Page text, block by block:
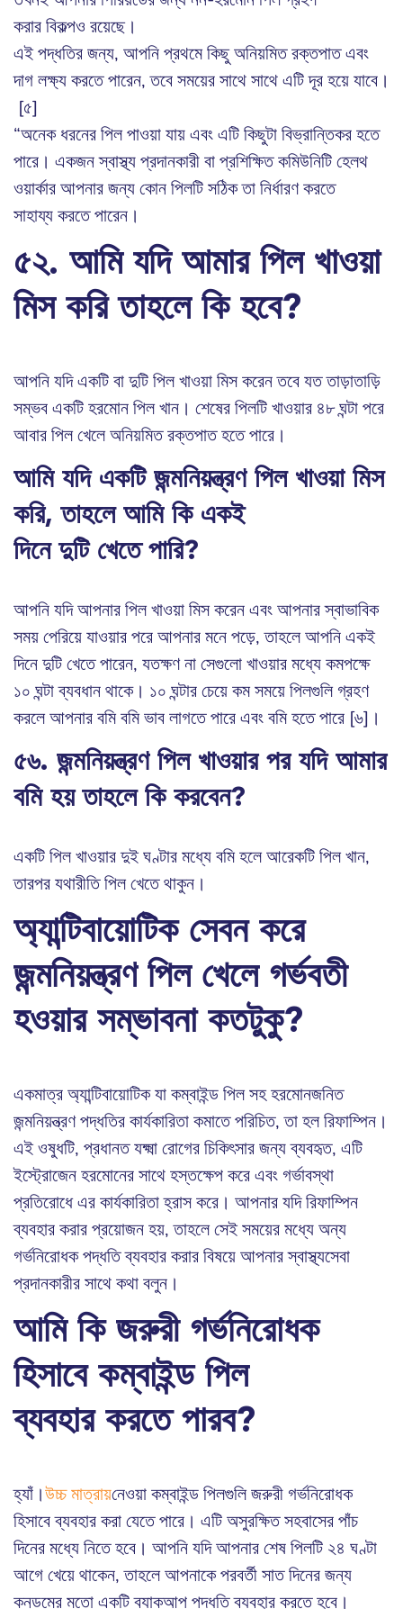
করার বিকল্পও রয়েছে।
এই পদ্ধতির জন্য, আপনি প্রথমে কিছু অনিয়মিত রক্তপাত এবং
দাগ লক্ষ্য করতে পারেন, তবে সময়ের সাথে সাথে এটি দূর হয়ে যাবে।
[৫]
“অনেক ধরনের পিল পাওয়া যায় এবং এটি কিছুটা বিভ্রান্তিকর হতে
পারে। একজন স্বাস্থ্য প্রদানকারী বা প্রশিক্ষিত কমিউনিটি হেলথ
ওয়ার্কার আপনার জন্য কোন পিলটি সঠিক তা নির্ধারণ করতে
সাহায্য করতে পারেন।
৫২. আমি যদি আমার পিল খাওয়া
মিস করি তাহলে কি হবে?
আপনি যদি একটি বা দুটি পিল খাওয়া মিস করেন তবে যত তাড়াতাড়ি
সম্ভব একটি হরমোন পিল খান। শেষের পিলটি খাওয়ার ৪৮ ঘন্টা পরে
আবার পিল খেলে অনিয়মিত রক্তপাত হতে পারে।
আমি যদি একটি জন্মনিয়ন্ত্রণ পিল খাওয়া মিস
করি, তাহলে আমি কি একই
দিনে দুটি খেতে পারি?
আপনি যদি আপনার পিল খাওয়া মিস করেন এবং আপনার স্বাভাবিক
সময় পেরিয়ে যাওয়ার পরে আপনার মনে পড়ে, তাহলে আপনি একই
দিনে দুটি খেতে পারেন, যতক্ষণ না সেগুলো খাওয়ার মধ্যে কমপক্ষে
১০ ঘন্টা ব্যবধান থাকে। ১০ ঘন্টার চেয়ে কম সময়ে পিলগুলি গ্রহণ
করলে আপনার বমি বমি ভাব লাগতে পারে এবং বমি হতে পারে [৬]।
৫৬. জন্মনিয়ন্ত্রণ পিল খাওয়ার পর যদি আমার
বমি হয় তাহলে কি করবেন?
একটি পিল খাওয়ার দুই ঘণ্টার মধ্যে বমি হলে আরেকটি পিল খান,
তারপর যথারীতি পিল খেতে থাকুন।
অ্যান্টিবায়োটিক সেবন করে
জন্মনিয়ন্ত্রণ পিল খেলে গর্ভবতী
হওয়ার সম্ভাবনা কতটুকু?
একমাত্র অ্যান্টিবায়োটিক যা কম্বাইন্ড পিল সহ হরমোনজনিত
জন্মনিয়ন্ত্রণ পদ্ধতির কার্যকারিতা কমাতে পরিচিত, তা হল রিফাম্পিন।
এই ওষুধটি, প্রধানত যক্ষ্মা রোগের চিকিৎসার জন্য ব্যবহৃত, এটি
ইস্ট্রোজেন হরমোনের সাথে হস্তক্ষেপ করে এবং গর্ভাবস্থা
প্রতিরোধে এর কার্যকারিতা হ্রাস করে। আপনার যদি রিফাম্পিন
ব্যবহার করার প্রয়োজন হয়, তাহলে সেই সময়ের মধ্যে অন্য
গর্ভনিরোধক পদ্ধতি ব্যবহার করার বিষয়ে আপনার স্বাস্থ্যসেবা
প্রদানকারীর সাথে কথা বলুন।
আমি কি জরুরী গর্ভনিরোধক
হিসাবে কম্বাইন্ড পিল
ব্যবহার করতে পারব?
হ্যাঁ।উচ্চ মাত্রায়নেওয়া কম্বাইন্ড পিলগুলি জরুরী গর্ভনিরোধক
হিসাবে ব্যবহার করা যেতে পারে। এটি অসুরক্ষিত সহবাসের পাঁচ
দিনের মধ্যে নিতে হবে। আপনি যদি আপনার শেষ পিলটি ২৪ ঘণ্টা
আগে খেয়ে থাকেন, তাহলে আপনাকে পরবর্তী সাত দিনের জন্য
কনডমের মতো একটি ব্যাকআপ পদ্ধতি ব্যবহার করতে হবে।